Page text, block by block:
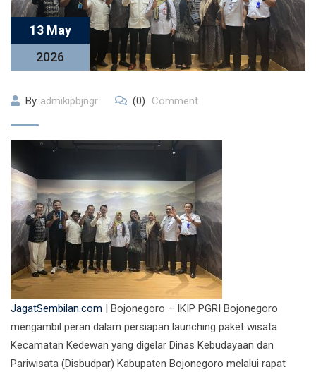
13 May
2026
By admikipbjngr (0) Comment
JagatSembilan.com | Bojonegoro – IKIP PGRI Bojonegoro
mengambil peran dalam persiapan launching paket wisata
Kecamatan Kedewan yang digelar Dinas Kebudayaan dan
Pariwisata (Disbudpar) Kabupaten Bojonegoro melalui rapat